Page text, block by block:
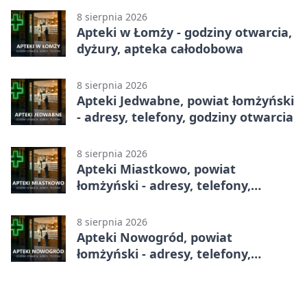
1 (Grupa I)
8 sierpnia 2026
Apteki w Łomży - godziny otwarcia,
dyżury, apteka całodobowa
8 sierpnia 2026
Apteki Jedwabne, powiat łomżyński
- adresy, telefony, godziny otwarcia
8 sierpnia 2026
Apteki Miastkowo, powiat
łomżyński - adresy, telefony,
8 sierpnia 2026
Apteki Nowogród, powiat
łomżyński - adresy, telefony,